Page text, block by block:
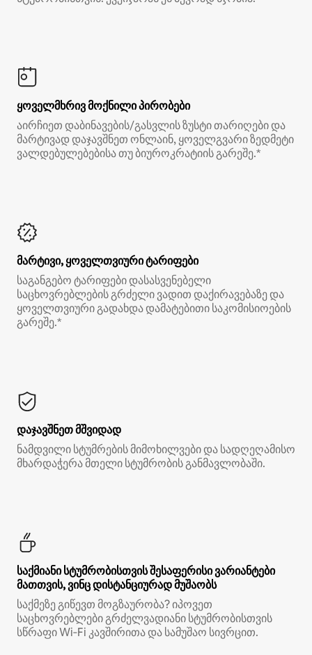
ყოველმხრივ მოქნილი პირობები
აირჩიეთ დაბინავების/გასვლის ზუსტი თარიღები და
მარტივად დაჯავშნეთ ონლაინ, ყოველგვარი ზედმეტი
ვალდებულებებისა თუ ბიუროკრატიის გარეშე.*
მარტივი, ყოველთვიური ტარიფები
საგანგებო ტარიფები დასასვენებელი
საცხოვრებლების გრძელი ვადით დაქირავებაზე და
ყოველთვიური გადახდა დამატებითი საკომისიოების
გარეშე.*
დაჯავშნეთ მშვიდად
ნამდვილი სტუმრების მიმოხილვები და სადღეღამისო
მხარდაჭერა მთელი სტუმრობის განმავლობაში.
საქმიანი სტუმრობისთვის შესაფერისი ვარიანტები
მათთვის, ვინც დისტანციურად მუშაობს
საქმეზე გიწევთ მოგზაურობა? იპოვეთ
საცხოვრებლები გრძელვადიანი სტუმრობისთვის
სწრაფი Wi‑Fi კავშირითა და სამუშაო სივრცით.